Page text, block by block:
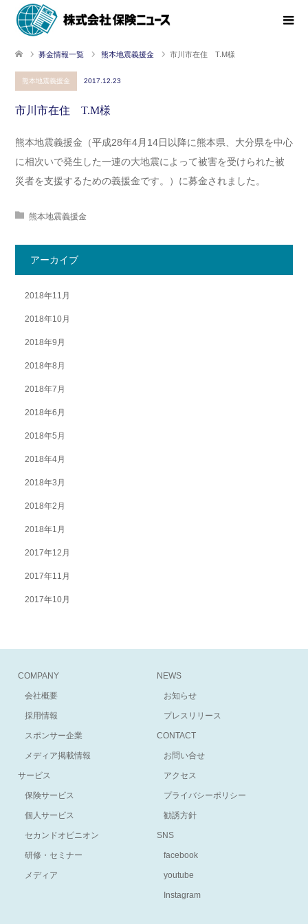
募金情報一覧 熊本地震義援金 市川市在住 T.M様
熊本地震義援金 2017.12.23
市川市在住 T.M様
熊本地震義援金（平成28年4月14日以降に熊本県、大分県を中心
に相次いで発生した一連の大地震によって被害を受けられた被
災者を支援するための義援金です。）に募金されました。
熊本地震義援金
アーカイブ
2018年11月
2018年10月
2018年9月
2018年8月
2018年7月
2018年6月
2018年5月
2018年4月
2018年3月
2018年2月
2018年1月
2017年12月
2017年11月
2017年10月
COMPANY
会社概要
採用情報
スポンサー企業
メディア掲載情報
サービス
保険サービス
個人サービス
セカンドオピニオン
研修・セミナー
メディア
NEWS
お知らせ
プレスリリース
CONTACT
お問い合せ
アクセス
プライバシーポリシー
勧誘方針
SNS
facebook
youtube
Instagram